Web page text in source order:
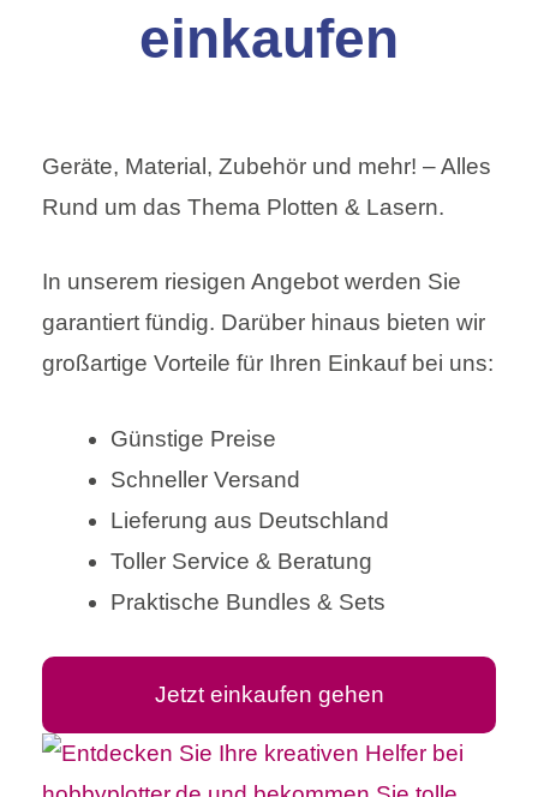
einkaufen
Geräte, Material, Zubehör und mehr! – Alles
Rund um das Thema Plotten & Lasern.
In unserem riesigen Angebot werden Sie
garantiert fündig. Darüber hinaus bieten wir
großartige Vorteile für Ihren Einkauf bei uns:
Günstige Preise
Schneller Versand
Lieferung aus Deutschland
Toller Service & Beratung
Praktische Bundles & Sets
Jetzt einkaufen gehen